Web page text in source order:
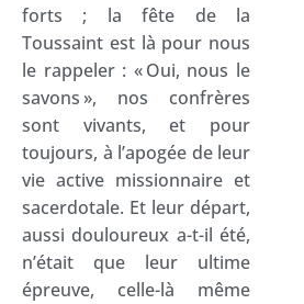
forts ; la fête de la
Toussaint est là pour nous
le rappeler : « Oui, nous le
savons », nos confrères
sont vivants, et pour
toujours, à l’apogée de leur
vie active missionnaire et
sacerdotale. Et leur départ,
aussi douloureux a-t-il été,
n’était que leur ultime
épreuve, celle-là même